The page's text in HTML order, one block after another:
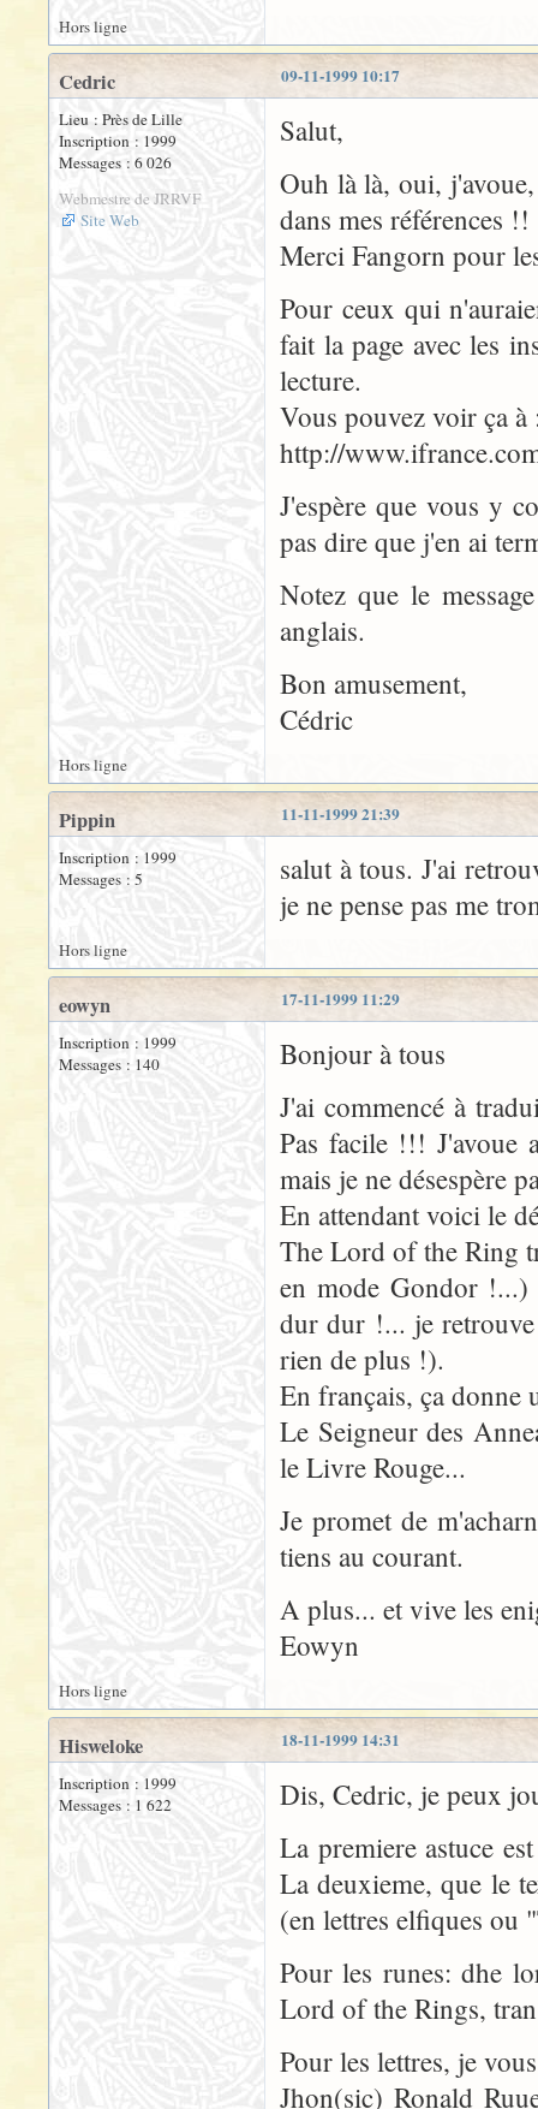
Hors ligne
09-11-1999 10:17
Cedric
Lieu : Près de Lille
Inscription : 1999
Messages : 6 026
Webmestre de JRRVF
Site Web
Salut,
Ouh là là, oui,
dans mes références !!
Merci Fangorn pour
Pour ceux qui
fait la page avec les
lecture.
Vous pouvez voir ça à
http://
J'espère que vous y
pas dire que j'en ai
Notez que le
anglais.
Bon amusement,
Cédric
Hors ligne
11-11-1999 21:39
Pippin
Inscription : 1999
Messages : 5
salut à tous. J'ai
je ne pense pas me
Hors ligne
17-11-1999 11:29
eowyn
Inscription : 1999
Messages : 140
Bonjour à tous
J'ai commencé à
Pas facile !!! J'avoue
mais je ne désespère
En attendant voici le
The Lord of the Ring
en mode Gondor !...)
dur dur !... je
rien de plus !).
En français, ça donne
Le Seigneur des
le Livre Rouge...
Je promet de
tiens au courant.
A plus... et vive les
Eowyn
Hors ligne
18-11-1999 14:31
Hisweloke
Inscription : 1999
Messages : 1 622
Dis, Cedric, je peux
La premiere astuce
La deuxieme, que le
(en lettres elfiques ou
Pour les runes: dhe
Lord of the Rings,
Pour les lettres, je
Jhon(sic) Ronald